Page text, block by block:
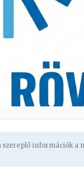
szereplő információk a